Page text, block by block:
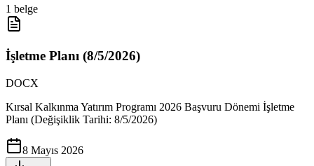
1 belge
İşletme Planı (8/5/2026)
DOCX
Kırsal Kalkınma Yatırım Programı 2026 Başvuru Dönemi İşletme
Planı (Değişiklik Tarihi: 8/5/2026)
8 Mayıs 2026